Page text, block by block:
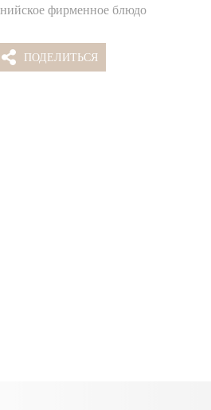
фирменное блюдо
ПОДЕЛИТЬСЯ